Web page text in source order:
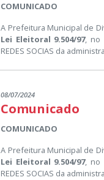
COMUNICADO
A Prefeitura Municipal de
Lei Eleitoral 9.504/97, no
REDES SOCIAS da
08/07/2024
Comunicado
COMUNICADO
A Prefeitura Municipal de
Lei Eleitoral 9.504/97, no
REDES SOCIAS da